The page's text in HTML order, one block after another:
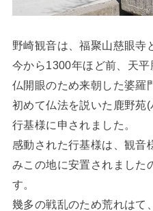
野崎観音は、福聚山慈眼寺
今から1300年ほど前、天
仏開眼のため来朝した婆羅
初めて仏法を説いた鹿野苑
行基様に申されました。
感動された行基様は、観音
みこの地に安置されました
す。
幾多の戦乱のため荒れはて